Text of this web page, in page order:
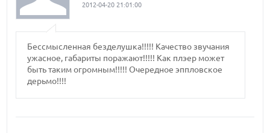
2012-04-20 21:01:00
Бессмысленная безделушка!!!!! Качество звучания
ужасное, габариты поражают!!!!! Как плэер может
быть таким огромным!!!!! Очередное эппловское
дерьмо!!!!